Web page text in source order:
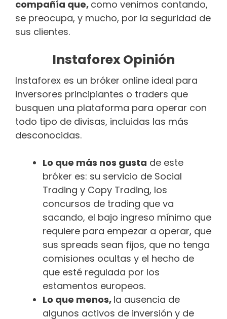
compañía que, como venimos contando,
se preocupa, y mucho, por la seguridad de
sus clientes.
Instaforex Opinión
Instaforex es un bróker online ideal para
inversores principiantes o traders que
busquen una plataforma para operar con
todo tipo de divisas, incluidas las más
desconocidas.
Lo que más nos gusta de este
bróker es: su servicio de Social
Trading y Copy Trading, los
concursos de trading que va
sacando, el bajo ingreso mínimo que
requiere para empezar a operar, que
sus spreads sean fijos, que no tenga
comisiones ocultas y el hecho de
que esté regulada por los
estamentos europeos.
Lo que menos, la ausencia de
algunos activos de inversión y de